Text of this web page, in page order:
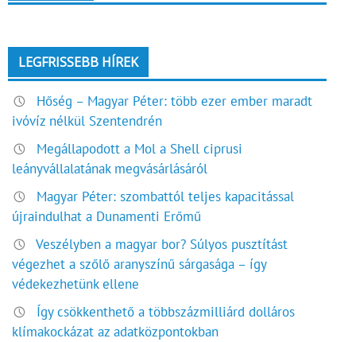
LEGFRISSEBB HÍREK
Hőség – Magyar Péter: több ezer ember maradt
ivóvíz nélkül Szentendrén
Megállapodott a Mol a Shell ciprusi
leányvállalatának megvásárlásáról
Magyar Péter: szombattól teljes kapacitással
újraindulhat a Dunamenti Erőmű
Veszélyben a magyar bor? Súlyos pusztítást
végezhet a szőlő aranyszínű sárgasága – így
védekezhetünk ellene
Így csökkenthető a többszázmilliárd dolláros
klímakockázat az adatközpontokban